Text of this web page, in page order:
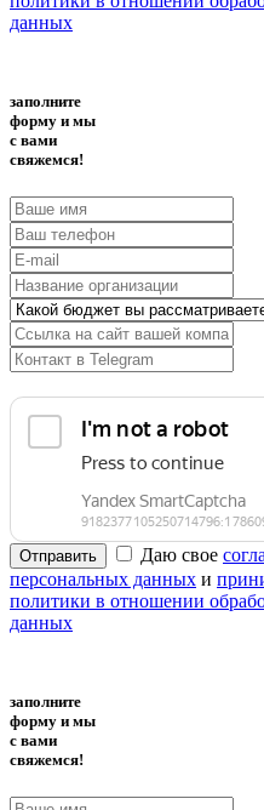
данных
заполните
форму и мы
с вами
свяжемся!
Отправить Даю свое
персональных данных и
политики в отношении
данных
заполните
форму и мы
с вами
свяжемся!